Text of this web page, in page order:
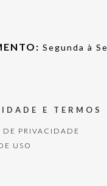
Segunda à
E TERMOS
DE PRIVACIDADE
USO